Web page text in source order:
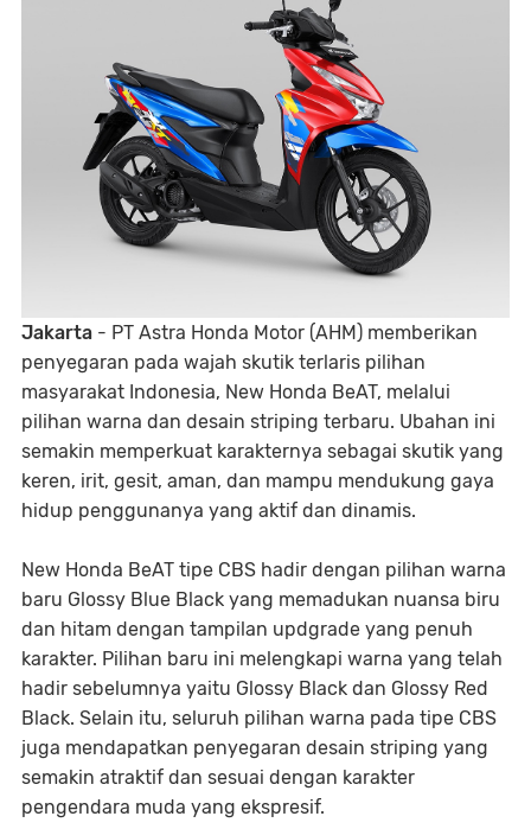
Jakarta - PT Astra Honda Motor (AHM) memberikan
penyegaran pada wajah skutik terlaris pilihan
masyarakat Indonesia, New Honda BeAT, melalui
pilihan warna dan desain striping terbaru. Ubahan ini
semakin memperkuat karakternya sebagai skutik yang
keren, irit, gesit, aman, dan mampu mendukung gaya
hidup penggunanya yang aktif dan dinamis.
New Honda BeAT tipe CBS hadir dengan pilihan warna
baru Glossy Blue Black yang memadukan nuansa biru
dan hitam dengan tampilan updgrade yang penuh
karakter. Pilihan baru ini melengkapi warna yang telah
hadir sebelumnya yaitu Glossy Black dan Glossy Red
Black. Selain itu, seluruh pilihan warna pada tipe CBS
juga mendapatkan penyegaran desain striping yang
semakin atraktif dan sesuai dengan karakter
pengendara muda yang ekspresif.